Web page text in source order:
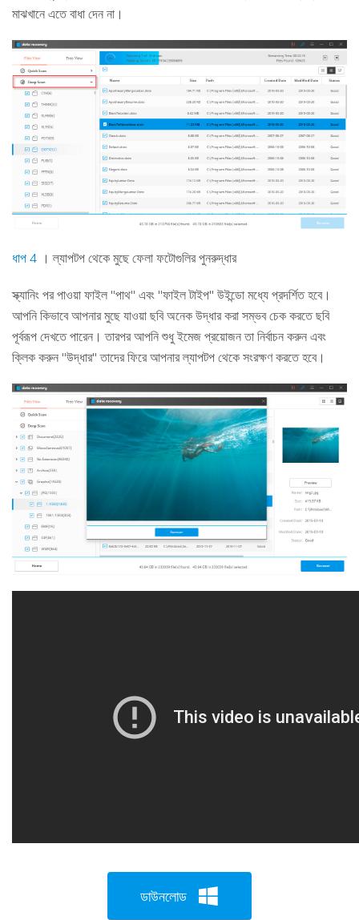
মাঝখানে এতে বাধা দেন না।
ধাপ 4 । ল্যাপটপ থেকে মুছে ফেলা ফটোগুলির পুনরুদ্ধার
স্ক্যানিং পর পাওয়া ফাইল "পাথ" এবং "ফাইল টাইপ" উইন্ডো মধ্যে প্রদর্শিত হবে।
আপনি কিভাবে আপনার মুছে যাওয়া ছবি অনেক উদ্ধার করা সম্ভব চেক করতে ছবি
পূর্বরূপ দেখতে পারেন। তারপর আপনি শুধু ইমেজ প্রয়োজন তা নির্বাচন করুন এবং
ক্লিক করুন "উদ্ধার" তাদের ফিরে আপনার ল্যাপটপ থেকে সংরক্ষণ করতে হবে।
ডাউনলোড